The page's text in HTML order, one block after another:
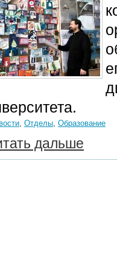
, Отделы, Образование
дальше